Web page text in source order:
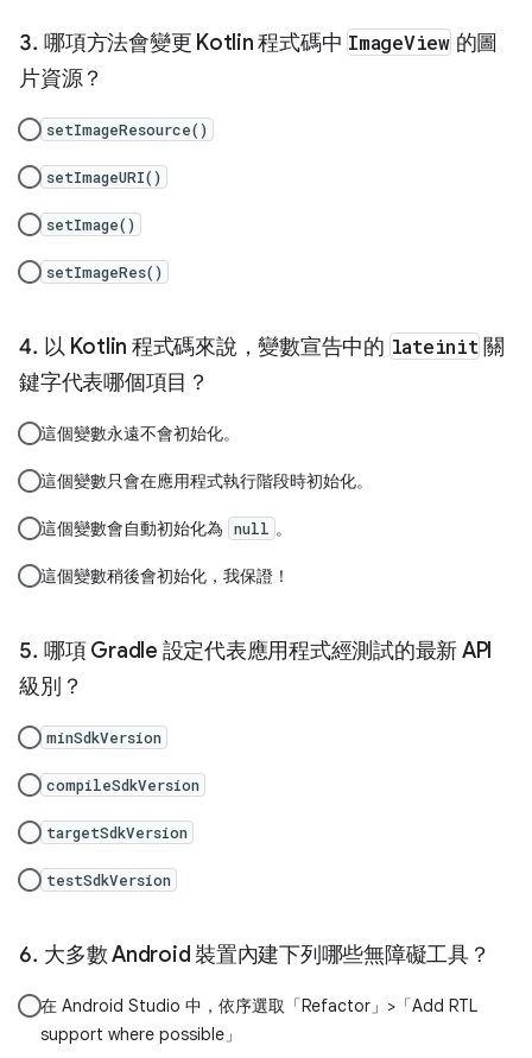
哪項方法會變更 Kotlin 程式碼中 ImageView 的圖
片資源？
setImageResource()
setImageURI()
setImage()
setImageRes()
以 Kotlin 程式碼來說，變數宣告中的 lateinit 關
鍵字代表哪個項目？
這個變數永遠不會初始化。
這個變數只會在應用程式執行階段時初始化。
這個變數會自動初始化為 null 。
這個變數稍後會初始化，我保證！
哪項 Gradle 設定代表應用程式經測試的最新 API
級別？
minSdkVersion
compileSdkVersion
targetSdkVersion
testSdkVersion
大多數 Android 裝置內建下列哪些無障礙工具？
在 Android Studio 中，依序選取「Refactor」>「Add RTL
support where possible」